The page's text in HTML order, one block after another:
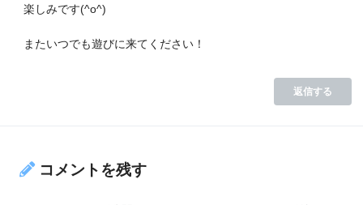
楽しみです(^o^)
またいつでも遊びに来てください！
返信する
コメントを残す